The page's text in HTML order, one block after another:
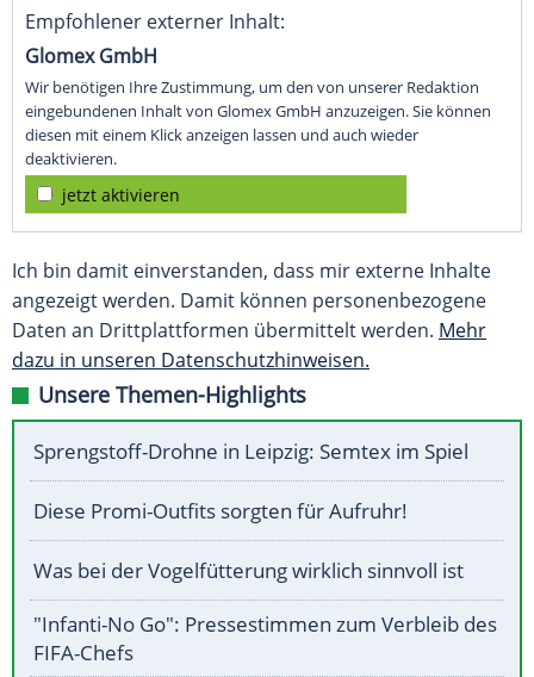
Empfohlener externer Inhalt:
Glomex GmbH
Wir benötigen Ihre Zustimmung, um den von unserer Redaktion
eingebundenen Inhalt von Glomex GmbH anzuzeigen. Sie können
diesen mit einem Klick anzeigen lassen und auch wieder
deaktivieren.
jetzt aktivieren
Ich bin damit einverstanden, dass mir externe Inhalte
angezeigt werden. Damit können personenbezogene
Daten an Drittplattformen übermittelt werden. Mehr
dazu in unseren Datenschutzhinweisen.
Unsere Themen-Highlights
Sprengstoff-Drohne in Leipzig: Semtex im Spiel
Diese Promi-Outfits sorgten für Aufruhr!
Was bei der Vogelfütterung wirklich sinnvoll ist
"Infanti-No Go": Pressestimmen zum Verbleib des
FIFA-Chefs